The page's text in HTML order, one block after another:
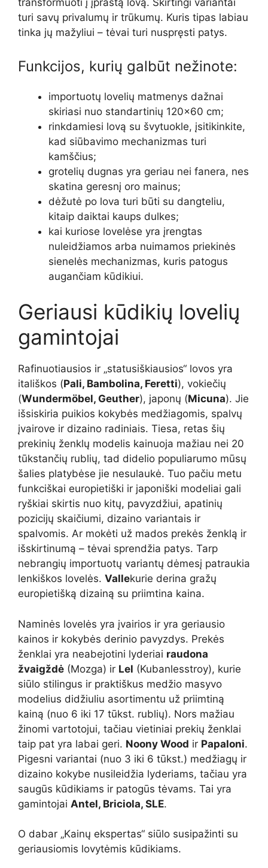
transformuoti į įprastą lovą. Skirtingi variantai
turi savų privalumų ir trūkumų. Kuris tipas labiau
tinka jų mažyliui – tėvai turi nuspręsti patys.
Funkcijos, kurių galbūt nežinote:
importuotų lovelių matmenys dažnai
skiriasi nuo standartinių 120×60 cm;
rinkdamiesi lovą su švytuokle, įsitikinkite,
kad siūbavimo mechanizmas turi
kamščius;
grotelių dugnas yra geriau nei fanera, nes
skatina geresnį oro mainus;
dėžutė po lova turi būti su dangteliu,
kitaip daiktai kaups dulkes;
kai kuriose lovelėse yra įrengtas
nuleidžiamos arba nuimamos priekinės
sienelės mechanizmas, kuris patogus
augančiam kūdikiui.
Geriausi kūdikių lovelių
gamintojai
Rafinuotiausios ir „statusiškiausios“ lovos yra
itališkos (Pali, Bambolina, Feretti), vokiečių
(Wundermöbel, Geuther), japonų (Micuna). Jie
išsiskiria puikios kokybės medžiagomis, spalvų
įvairove ir dizaino radiniais. Tiesa, retas šių
prekinių ženklų modelis kainuoja mažiau nei 20
tūkstančių rublių, tad didelio populiarumo mūsų
šalies platybėse jie nesulaukė. Tuo pačiu metu
funkciškai europietiški ir japoniški modeliai gali
ryškiai skirtis nuo kitų, pavyzdžiui, apatinių
pozicijų skaičiumi, dizaino variantais ir
spalvomis. Ar mokėti už mados prekės ženklą ir
išskirtinumą – tėvai sprendžia patys. Tarp
nebrangių importuotų variantų dėmesį patraukia
lenkiškos lovelės. Vallekurie derina gražų
europietišką dizainą su priimtina kaina.
Naminės lovelės yra įvairios ir yra geriausio
kainos ir kokybės derinio pavyzdys. Prekės
ženklai yra neabejotini lyderiai raudona
žvaigždė (Mozga) ir Lel (Kubanlesstroy), kurie
siūlo stilingus ir praktiškus medžio masyvo
modelius didžiuliu asortimentu už priimtiną
kainą (nuo 6 iki 17 tūkst. rublių). Nors mažiau
žinomi vartotojui, tačiau vietiniai prekių ženklai
taip pat yra labai geri. Noony Wood ir Papaloni.
Pigesni variantai (nuo 3 iki 6 tūkst.) medžiagų ir
dizaino kokybe nusileidžia lyderiams, tačiau yra
saugūs kūdikiams ir patogūs tėvams. Tai yra
gamintojai Antel, Briciola, SLE.
O dabar „Kainų ekspertas“ siūlo susipažinti su
geriausiomis lovytėmis kūdikiams.